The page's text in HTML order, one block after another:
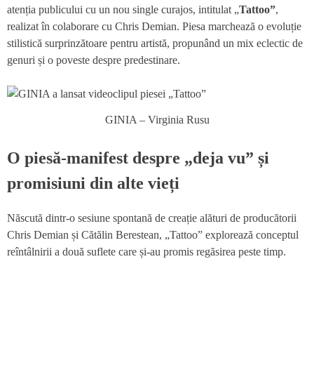
atenția publicului cu un nou single curajos, intitulat „Tattoo”,
realizat în colaborare cu Chris Demian. Piesa marchează o evoluție
stilistică surprinzătoare pentru artistă, propunând un mix eclectic de
genuri și o poveste despre predestinare.
GINIA – Virginia Rusu
O piesă-manifest despre „deja vu” și
promisiuni din alte vieți
Născută dintr-o sesiune spontană de creație alături de producătorii
Chris Demian și Cătălin Berestean, „Tattoo” explorează conceptul
reîntâlnirii a două suflete care și-au promis regăsirea peste timp.